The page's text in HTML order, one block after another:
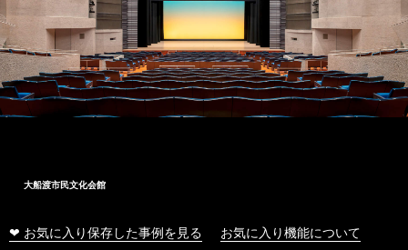
大船渡市民文化会館
❤ お気に入り保存した事例を見る お気に入り機能について